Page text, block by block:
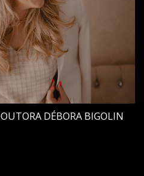
DÉBORA BIGOLIN